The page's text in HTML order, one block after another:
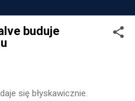
buduje
się błyskawicznie.